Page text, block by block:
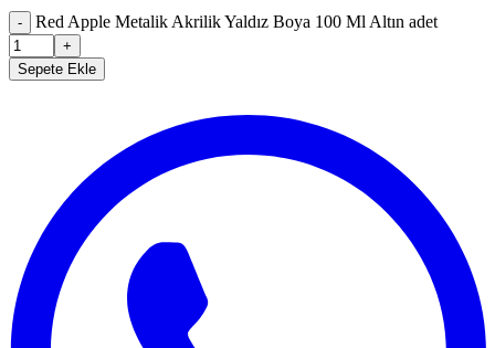
- Red Apple Metalik Akrilik Yaldız Boya 100 Ml Altın adet
+
Sepete Ekle